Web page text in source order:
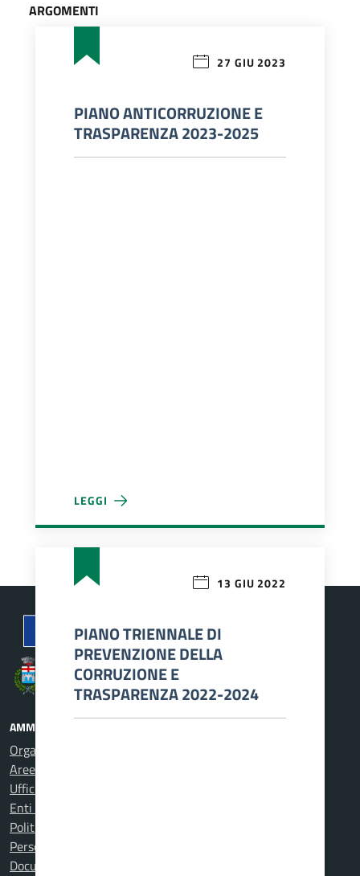
ARGOMENTI
27 GIU 2023
PIANO ANTICORRUZIONE E
TRASPARENZA 2023-2025
LEGGI
PIANO ANTICORRUZIONE E TRASPARENZA 2023-
13 GIU 2022
PIANO TRIENNALE DI
PREVENZIONE DELLA
CORRUZIONE E
TRASPARENZA 2022-2024
Comune di Carcare
AMMINISTRAZIONE
Organi di governo
Aree amministrative
Uffici
Enti e fondazioni
Politici
Personale amministrativo
Documenti e dati